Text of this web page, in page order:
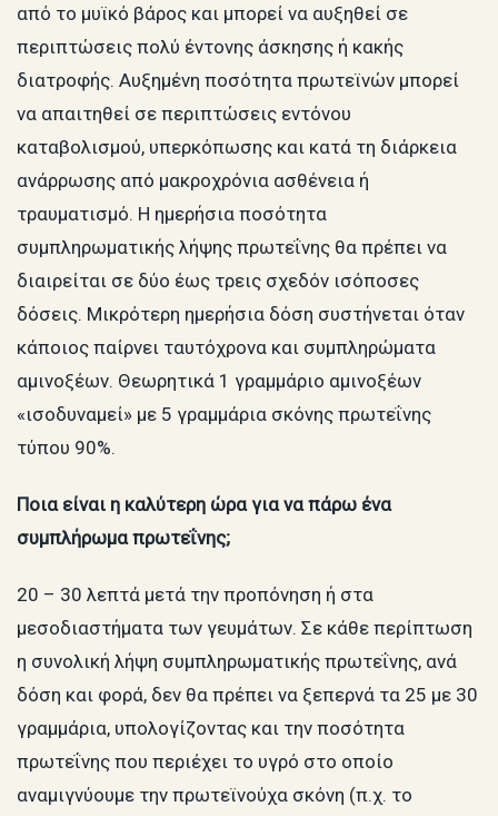
από το μυϊκό βάρος και μπορεί να αυξηθεί σε
περιπτώσεις πολύ έντονης άσκησης ή κακής
διατροφής. Αυξημένη ποσότητα πρωτεϊνών μπορεί
να απαιτηθεί σε περιπτώσεις εντόνου
καταβολισμού, υπερκόπωσης και κατά τη διάρκεια
ανάρρωσης από μακροχρόνια ασθένεια ή
τραυματισμό. Η ημερήσια ποσότητα
συμπληρωματικής λήψης πρωτεΐνης θα πρέπει να
διαιρείται σε δύο έως τρεις σχεδόν ισόποσες
δόσεις. Μικρότερη ημερήσια δόση συστήνεται όταν
κάποιος παίρνει ταυτόχρονα και συμπληρώματα
αμινοξέων. Θεωρητικά 1 γραμμάριο αμινοξέων
«ισοδυναμεί» με 5 γραμμάρια σκόνης πρωτεΐνης
τύπου 90%.
Ποια είναι η καλύτερη ώρα για να πάρω ένα
συμπλήρωμα πρωτεΐνης;
20 – 30 λεπτά μετά την προπόνηση ή στα
μεσοδιαστήματα των γευμάτων. Σε κάθε περίπτωση
η συνολική λήψη συμπληρωματικής πρωτεΐνης, ανά
δόση και φορά, δεν θα πρέπει να ξεπερνά τα 25 με 30
γραμμάρια, υπολογίζοντας και την ποσότητα
πρωτεΐνης που περιέχει το υγρό στο οποίο
αναμιγνύουμε την πρωτεϊνούχα σκόνη (π.χ. το